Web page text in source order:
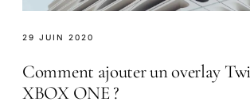
29 JUIN 2020
Comment ajouter un overlay
XBOX ONE ?